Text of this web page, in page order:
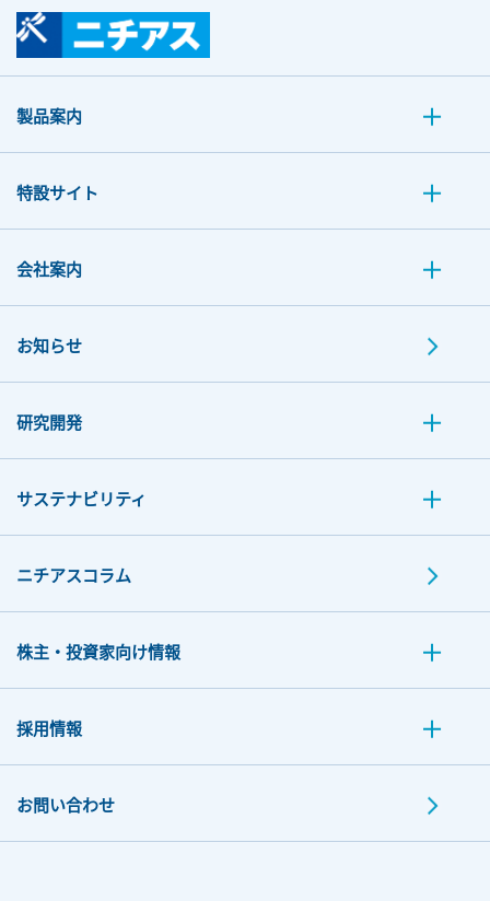
製品案内
特設サイト
会社案内
お知らせ
研究開発
サステナビリティ
ニチアスコラム
株主・投資家向け情報
採用情報
お問い合わせ